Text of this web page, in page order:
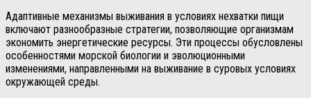
Адаптивные механизмы выживания в условиях нехватки пищи
включают разнообразные стратегии, позволяющие организмам
экономить энергетические ресурсы. Эти процессы обусловлены
особенностями морской биологии и эволюционными
изменениями, направленными на выживание в суровых условиях
окружающей среды.